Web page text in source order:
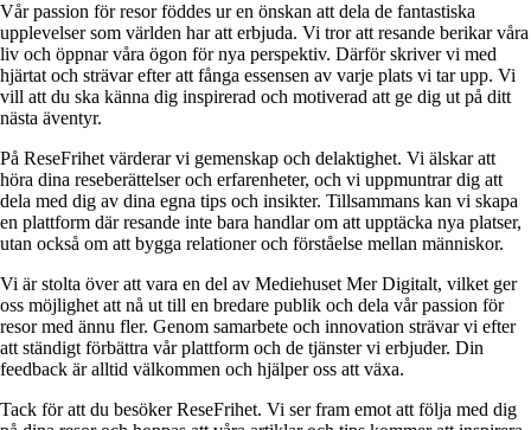
Vår passion för resor föddes ur en önskan att dela de fantastiska
upplevelser som världen har att erbjuda. Vi tror att resande berikar våra
liv och öppnar våra ögon för nya perspektiv. Därför skriver vi med
hjärtat och strävar efter att fånga essensen av varje plats vi tar upp. Vi
vill att du ska känna dig inspirerad och motiverad att ge dig ut på ditt
nästa äventyr.
På ReseFrihet värderar vi gemenskap och delaktighet. Vi älskar att
höra dina reseberättelser och erfarenheter, och vi uppmuntrar dig att
dela med dig av dina egna tips och insikter. Tillsammans kan vi skapa
en plattform där resande inte bara handlar om att upptäcka nya platser,
utan också om att bygga relationer och förståelse mellan människor.
Vi är stolta över att vara en del av Mediehuset Mer Digitalt, vilket ger
oss möjlighet att nå ut till en bredare publik och dela vår passion för
resor med ännu fler. Genom samarbete och innovation strävar vi efter
att ständigt förbättra vår plattform och de tjänster vi erbjuder. Din
feedback är alltid välkommen och hjälper oss att växa.
Tack för att du besöker ReseFrihet. Vi ser fram emot att följa med dig